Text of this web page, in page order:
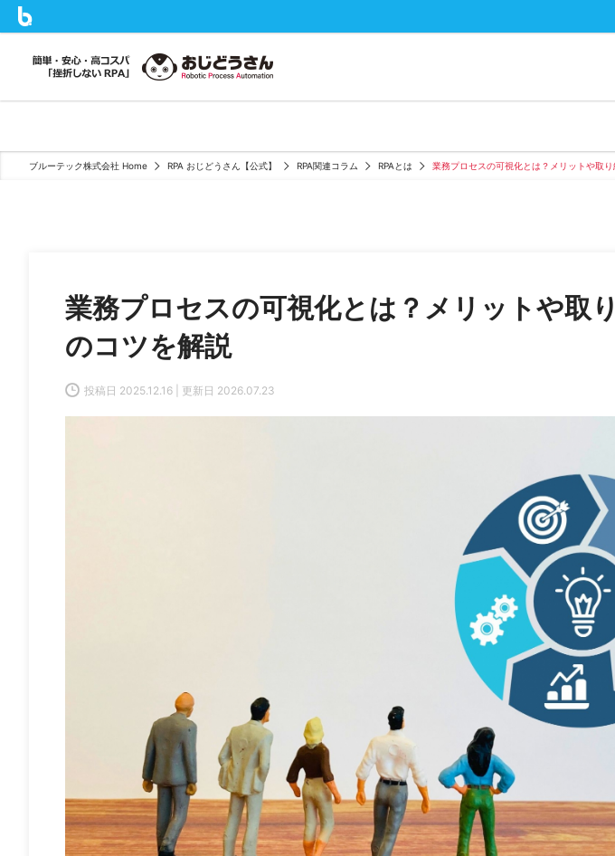
ブルーテック株式会社 Home RPA おじどうさん【公式】 RPA関連コラム RPAとは 業務プロセスの可視化とは？メリットや取
業務プロセスの可視化とは？メリットや取
のコツを解説
投稿日 2025.12.16 | 更新日 2026.07.23